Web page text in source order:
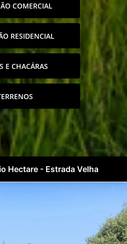
COMERCIAL
RESIDENCIAL
E CHACÁRAS
Hectare - Estrada Velha